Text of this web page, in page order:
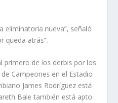
eliminatoria nueva”, señaló
queda atrás”.
primero de los derbis por los
Campeones en el Estadio
James Rodríguez está
Bale también está apto.